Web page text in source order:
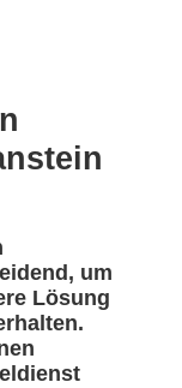
um
Lösung